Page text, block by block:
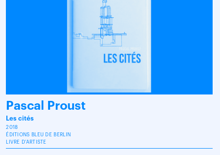
Pascal Proust
Les cités
2018
ÉDITIONS BLEU DE BERLIN
LIVRE D'ARTISTE